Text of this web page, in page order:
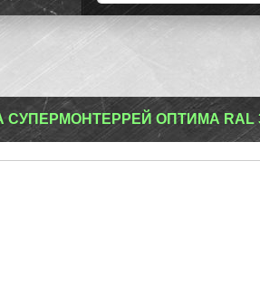
ОПТИМА RAL